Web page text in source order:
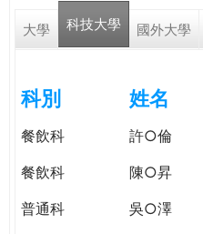
e
e
r
e
大學 科技大學 國外大學
科別 姓名
餐飲科 許○倫
餐飲科
陳○昇
普通科
吳○澤